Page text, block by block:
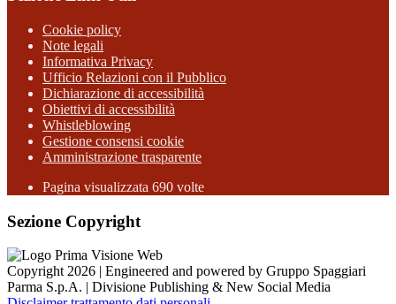
Cookie policy
Note legali
Informativa Privacy
Ufficio Relazioni con il Pubblico
Dichiarazione di accessibilità
Obiettivi di accessibilità
Whistleblowing
Gestione consensi cookie
Amministrazione trasparente
Pagina visualizzata 690 volte
Sezione Copyright
Copyright 2026 | Engineered and powered by Gruppo Spaggiari
Parma S.p.A. | Divisione Publishing & New Social Media